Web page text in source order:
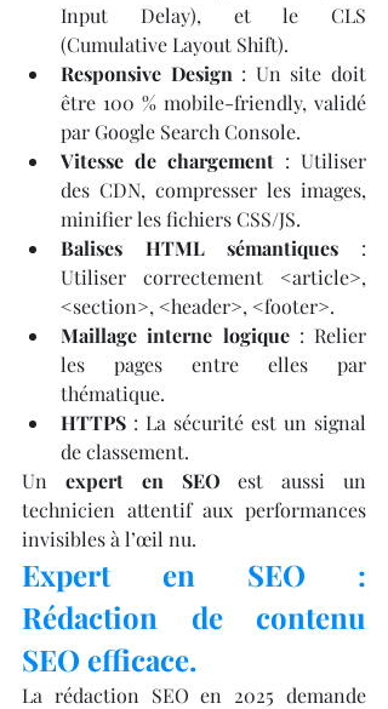
Input Delay), et le CLS
(Cumulative Layout Shift).
Responsive Design : Un site doit
être 100 % mobile-friendly, validé
par Google Search Console.
Vitesse de chargement : Utiliser
des CDN, compresser les images,
minifier les fichiers CSS/JS.
Balises HTML sémantiques :
Utiliser correctement <article>,
<section>, <header>, <footer>.
Maillage interne logique : Relier
les pages entre elles par
thématique.
HTTPS : La sécurité est un signal
de classement.
Un expert en SEO est aussi un
technicien attentif aux performances
invisibles à l’œil nu.
Expert en SEO :
Rédaction de contenu
SEO efficace.
La rédaction SEO en 2025 demande